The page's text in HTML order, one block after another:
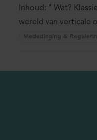
Inhoud: " Wat?
wereld van verticale
zogenaamde ...
Mededinging &